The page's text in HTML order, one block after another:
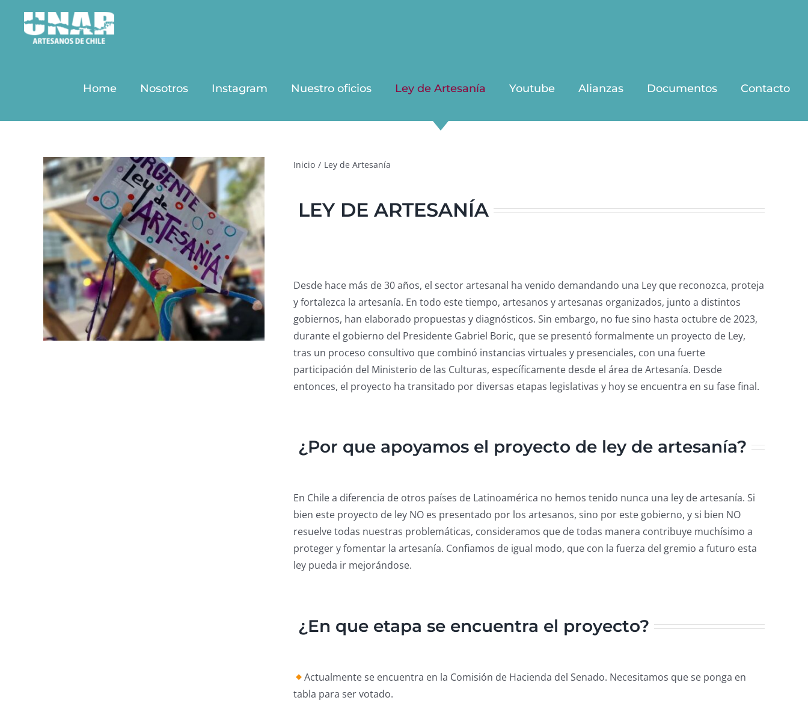
contenido
Home Nosotros Instagram Nuestro oficios Ley de Artesanía Youtube Alianzas Documentos Contacto
Inicio / Ley de Artesanía
LEY DE ARTESANÍA
Desde hace más de 30 años, el sector artesanal ha venido demandando una Ley que reconozca, proteja
y fortalezca la artesanía. En todo este tiempo, artesanos y artesanas organizados, junto a distintos
gobiernos, han elaborado propuestas y diagnósticos. Sin embargo, no fue sino hasta octubre de 2023,
durante el gobierno del Presidente Gabriel Boric, que se presentó formalmente un proyecto de Ley,
tras un proceso consultivo que combinó instancias virtuales y presenciales, con una fuerte
participación del Ministerio de las Culturas, específicamente desde el área de Artesanía. Desde
entonces, el proyecto ha transitado por diversas etapas legislativas y hoy se encuentra en su fase final.
¿Por que apoyamos el proyecto de ley de artesanía?
En Chile a diferencia de otros países de Latinoamérica no hemos tenido nunca una ley de artesanía. Si
bien este proyecto de ley NO es presentado por los artesanos, sino por este gobierno, y si bien NO
resuelve todas nuestras problemáticas, consideramos que de todas manera contribuye muchísimo a
proteger y fomentar la artesanía. Confiamos de igual modo, que con la fuerza del gremio a futuro esta
ley pueda ir mejorándose.
¿En que etapa se encuentra el proyecto?
Actualmente se encuentra en la Comisión de Hacienda del Senado. Necesitamos que se ponga en
tabla para ser votado.